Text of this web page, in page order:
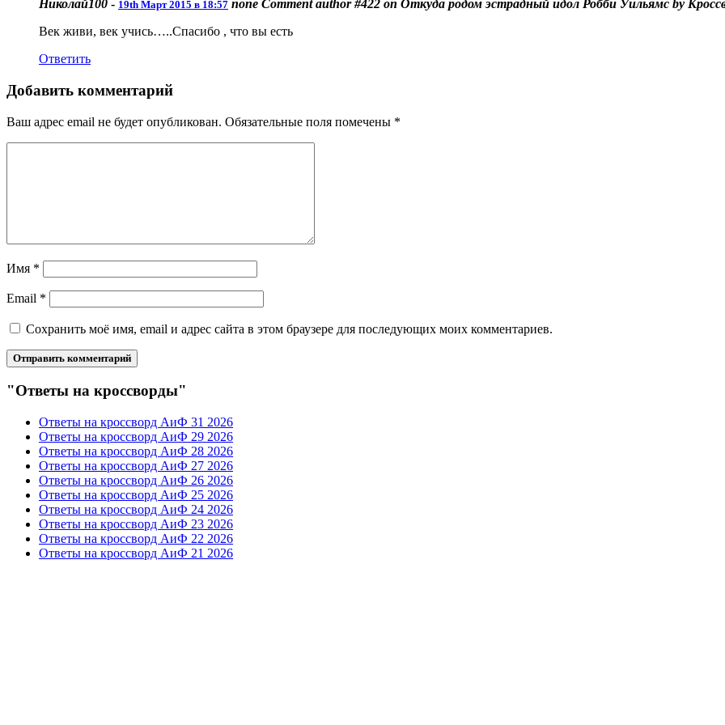
Николай100 - 19th Март 2015 в 18:57 none Comment author #422 on Откуда родом эстрадный идол Робби Уильямс by
Век живи, век учись…..Спасибо , что вы есть
Ответить
Добавить комментарий
Ваш адрес email не будет опубликован. Обязательные поля помечены *
Имя *
Email *
Сохранить моё имя, email и адрес сайта в этом браузере для последующих моих комментариев.
"Ответы на кроссворды"
Ответы на кроссворд АиФ 31 2026
Ответы на кроссворд АиФ 29 2026
Ответы на кроссворд АиФ 28 2026
Ответы на кроссворд АиФ 27 2026
Ответы на кроссворд АиФ 26 2026
Ответы на кроссворд АиФ 25 2026
Ответы на кроссворд АиФ 24 2026
Ответы на кроссворд АиФ 23 2026
Ответы на кроссворд АиФ 22 2026
Ответы на кроссворд АиФ 21 2026